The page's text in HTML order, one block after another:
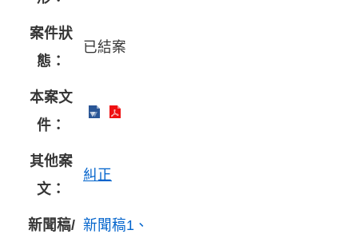
案件狀
態：
已結案
本案文
件：
其他案
文：
糾正
新聞稿/ 新聞稿1